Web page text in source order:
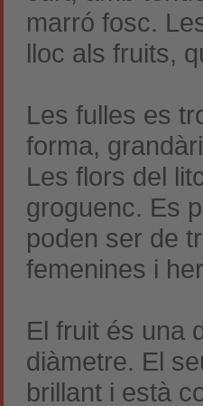
marró fosc.
lloc als fruits,
Les fulles es
forma,
Les flors del
groguenc. Es
poden ser de
femenines i
El fruit és una
diàmetre. El
brillant i està